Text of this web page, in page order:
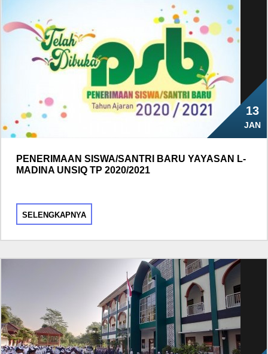
13
JAN
PENERIMAAN SISWA/SANTRI BARU YAYASAN L-
MADINA UNSIQ TP 2020/2021
SELENGKAPNYA